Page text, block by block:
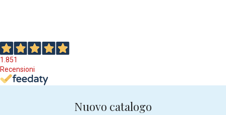
1.851
Recensioni
Nuovo catalogo